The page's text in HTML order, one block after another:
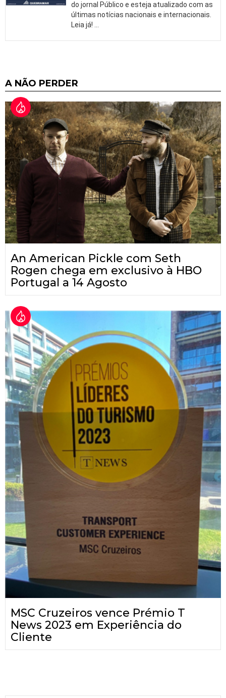
do jornal Público e esteja atualizado com as
últimas notícias nacionais e internacionais.
Leia já!
A NÃO PERDER
An American Pickle com Seth
Rogen chega em exclusivo à HBO
Portugal a 14 Agosto
MSC Cruzeiros vence Prémio T
News 2023 em Experiência do
Cliente